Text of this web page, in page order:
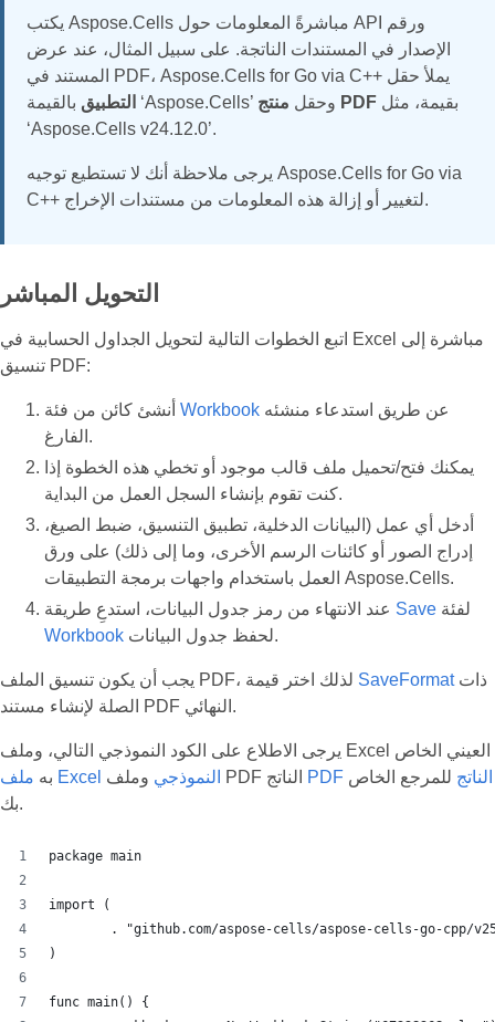
يكتب Aspose.Cells مباشرةً المعلومات حول API ورقم
الإصدار في المستندات الناتجة. على سبيل المثال، عند عرض
المستند في PDF، Aspose.Cells for Go via C++ يملأ حقل
التطبيق
بالقيمة ‘Aspose.Cells’ وحقل منتج PDF
‘Aspose.Cells v24.12.0’.
يرجى ملاحظة أنك لا تستطيع توجيه Aspose.Cells for Go via
C++ لتغيير أو إزالة هذه المعلومات من مستندات الإخراج.
التحويل المباشر
اتبع الخطوات التالية لتحويل الجداول الحسابية في Excel مباشرة إلى
تنسيق PDF:
Workbook
الفارغ.
يمكنك فتح/تحميل ملف قالب موجود أو تخطي هذه الخطوة إذا
كنت تقوم بإنشاء السجل العمل من البداية.
أدخل أي عمل (البيانات الدخلية، تطبيق التنسيق، ضبط الصيغ،
إدراج الصور أو كائنات الرسم الأخرى، وما إلى ذلك) على ورق
العمل باستخدام واجهات برمجة التطبيقات Aspose.Cells.
Save لفئة
Workbook
لحفظ جدول البيانات.
SaveFormatذات
الصلة لإنشاء مستند PDF النهائي.
يرجى الاطلاع على الكود النموذجي التالي، وملف Excel العيني الخاص
به
ملف Excel النموذجي PDF الناتج للمرجع الخاص
بك.
package main
import (
. "github.com/aspose-cells/aspose-cells-go-cpp/
)
func main() {